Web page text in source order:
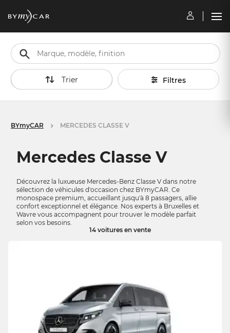
Trier Filtres
BYmyCAR MERCEDES CLASSE V
Mercedes Classe V
Découvrez la luxueuse Mercedes-Benz Classe V dans notre
sélection de véhicules d'occasion chez BYmyCAR. Ce
monospace premium, accueillant jusqu'à 8 passagers, allie
confort exceptionnel et élégance. Nos experts à Bruxelles et
Wavre vous accompagnent pour trouver le modèle parfait
selon vos besoins.
14 voitures en vente